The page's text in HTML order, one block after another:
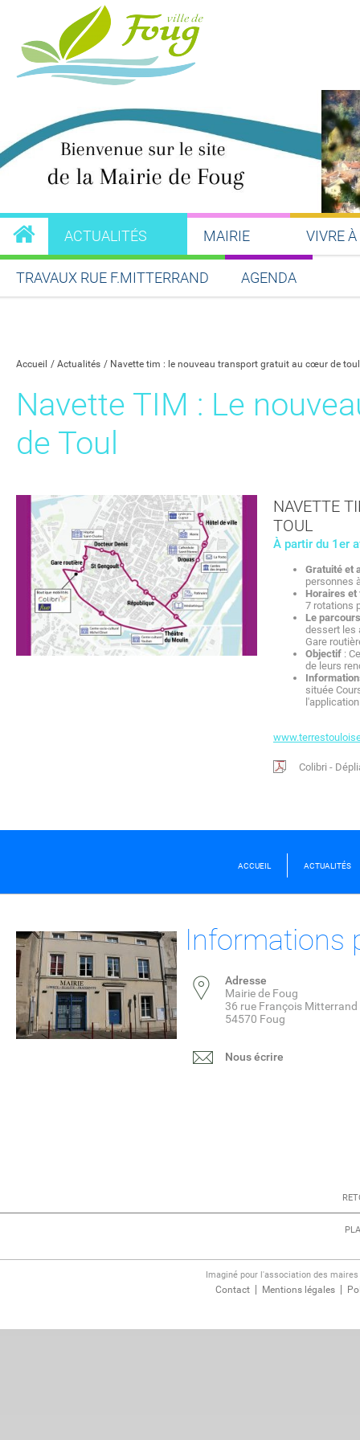
ACTUALITÉS MAIRIE VIVRE
TRAVAUX RUE F.MITTERRAND AGENDA
Accueil Actualités Navette tim : le nouveau transport gratuit au cœur de toul
Navette TIM : Le
de Toul
NAVETTE
TOUL
À partir du 1er
Gratuité et
personnes
Horaires
7 rotations
Le parcours
dessert les
Gare
Objectif:
de leurs
située
Colibri -
ACCUEIL ACTUALITÉS
Informations
Adresse
Mairie de Foug
36 rue François Mitterrand
54570 Foug
Nous écrire
Imaginé pour l'association des
Contact Mentions légales